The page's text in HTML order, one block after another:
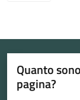
Quanto
pagina?